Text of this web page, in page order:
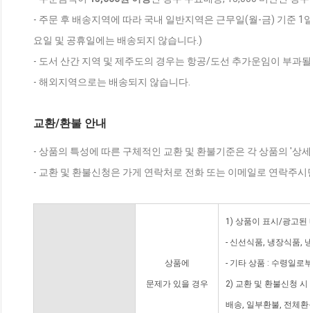
- 주문 후 배송지역에 따라 국내 일반지역은 근무일(월-금) 기준
요일 및 공휴일에는 배송되지 않습니다.)
- 도서 산간 지역 및 제주도의 경우는 항공/도선 추가운임이 부과
- 해외지역으로는 배송되지 않습니다.
교환/환불 안내
- 상품의 특성에 따른 구체적인 교환 및 환불기준은 각 상품의 '상
- 교환 및 환불신청은 가게 연락처로 전화 또는 이메일로 연락주
상품에
문제가 있을 경우
1) 상품이 표시/광고된
- 신선식품, 냉장식품,
- 기타 상품 : 수령일로
2) 교환 및 환불신청
배송, 일부환불, 전체